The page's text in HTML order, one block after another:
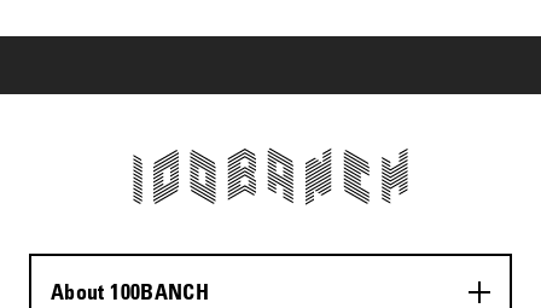
About 100BANCH